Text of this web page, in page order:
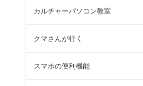
カルチャーパソコン教室
クマさんが行く
スマホの便利機能